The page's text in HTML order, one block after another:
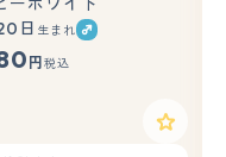
日 生まれ
円 税込